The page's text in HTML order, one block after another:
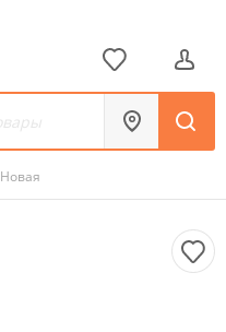
Новая